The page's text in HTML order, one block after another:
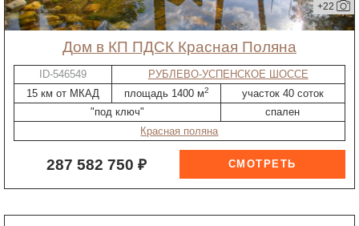
+22
дом в КП ПДСК Красная Поляна
ID-546549
РУБЛЕВО-УСПЕНСКОЕ ШОССЕ
15 км от МКАД
площадь 1400 м2
участок 40 соток
"под ключ"
спален
Красная поляна
287 582 750 ₽